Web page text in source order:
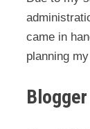
came in
planning
Blogger